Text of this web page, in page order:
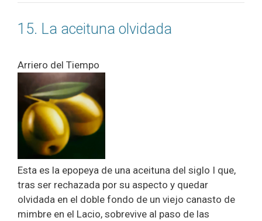
15. La aceituna olvidada
Arriero del Tiempo
Esta es la epopeya de una aceituna del siglo I que,
tras ser rechazada por su aspecto y quedar
olvidada en el doble fondo de un viejo canasto de
mimbre en el Lacio, sobrevive al paso de las